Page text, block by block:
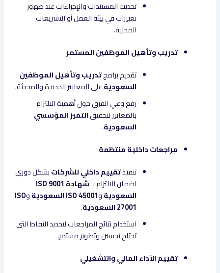
تحديث المستندات والإجراءات عند ظهور
تغييرات في بيئة العمل أو التشريعات
المحلية.
تدريب وتأهيل الموظفين المستمر
تقديم برامجتدريب وتأهيل الموظفين
السعوديةعلى المعايير الجديدة والمحدثة.
رفع وعي الفرق حول أهمية الالتزام
بالمعايير لتحقيقالتميز المؤسسي
السعودية.
مراجعات داخلية منتظمة
تنفيذتقييم داخلي للشركاتبشكل دوري
لضمان الالتزام بـ
شهادة ISO 9001
السعوديةوISO 45001 السعودية وISO
27001 السعودية
.
استخدام نتائج المراجعات لتحديد النقاط التي
تحتاج تحسين وتطوير مستمر.
تقييم الأداء المالي والتشغيلي